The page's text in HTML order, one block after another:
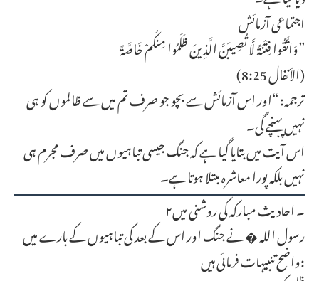
اجتماعی آزمائش
وَاتَّقُوا فِتْنَةً لَّا تُصِيبَنَّ الَّذِينَ ظَلَمُوا مِنكُمْ خَاصَّةً”
(الأنفال 8:25)
ترجمہ: “اور اس آزمائش سے بچو جو صرف تم میں سے ظالموں کو ہی
نہیں پہنچے گی۔
اس آیت میں بتایا گیا ہے کہ جنگ جیسی تباہیوں میں صرف مجرم ہی
نہیں بلکہ پورا معاشرہ مبتلا ہوتا ہے۔
۲۔ احادیث مبارکہ کی روشنی میں
رسول اللہ � نے جنگ اور اس کے بعد کی تباہیوں کے بارے میں
واضح تنبیہات فرمائی ہیں: